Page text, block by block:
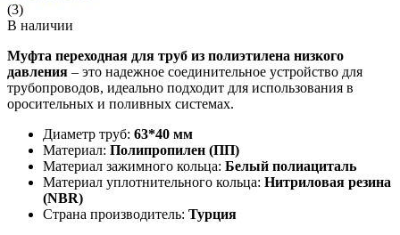
(3)
В наличии
Муфта переходная для труб из полиэтилена низкого
давления – это надежное соединительное устройство для
трубопроводов, идеально подходит для использования в
оросительных и поливных системах.
Диаметр труб: 63*40 мм
Материал: Полипропилен (ПП)
Материал зажимного кольца: Белый полиациталь
Материал уплотнительного кольца: Нитриловая резина
(NBR)
Страна производитель: Турция